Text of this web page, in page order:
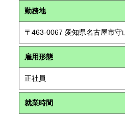
勤務地
〒463-0067 愛知県名古屋市守
雇用形態
正社員
就業時間